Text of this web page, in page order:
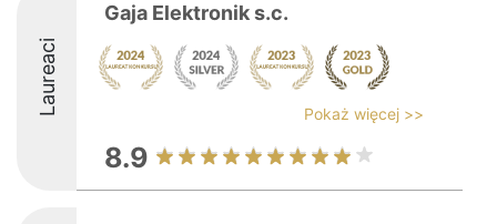
Laureaci
Gaja Elektronik s.c.
Pokaż więcej >>
8.9